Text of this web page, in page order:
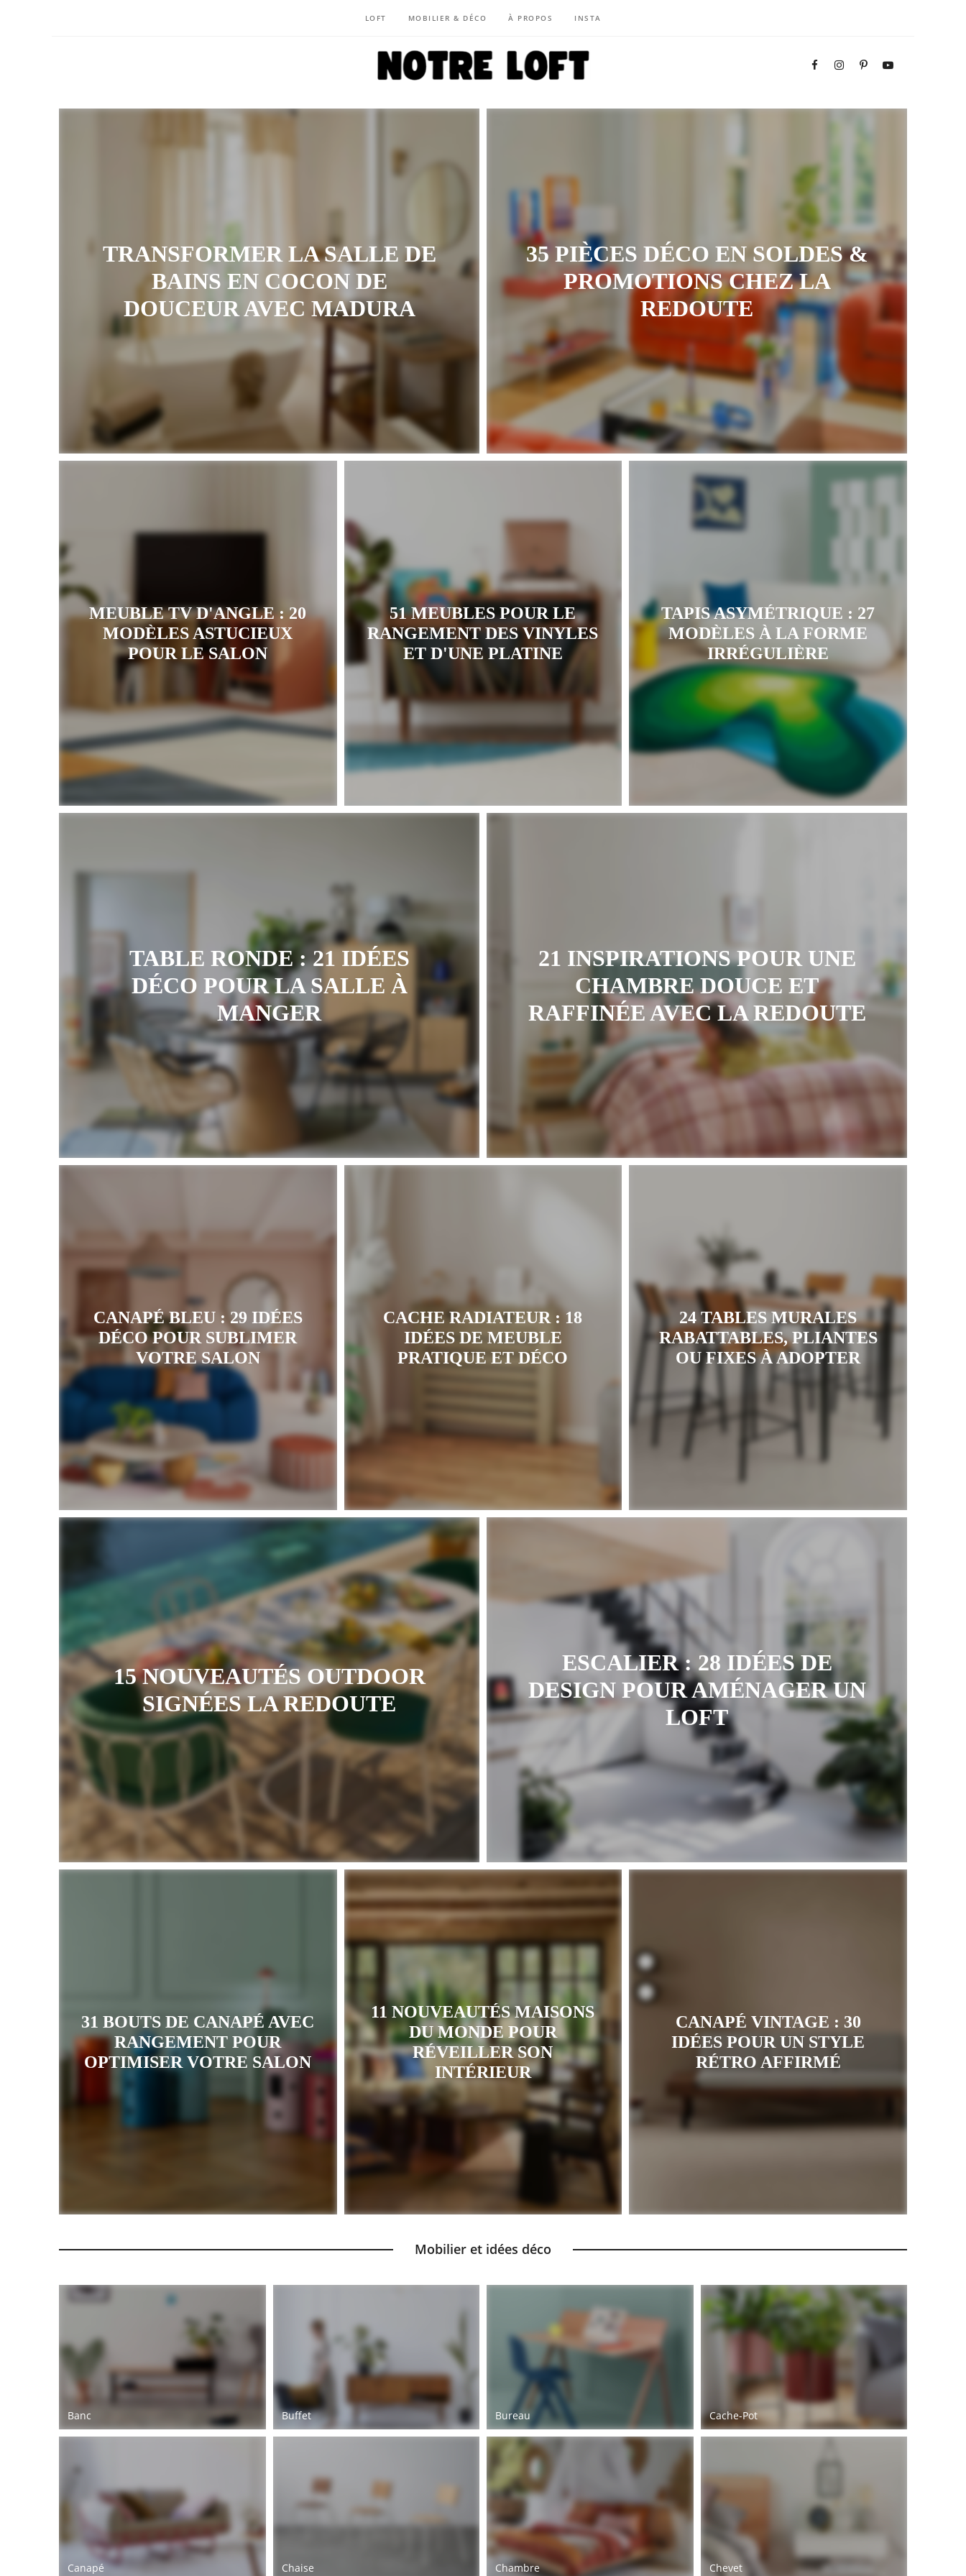
LOFT MOBILIER & DÉCO À PROPOS INSTA
TRANSFORMER LA SALLE DE
BAINS EN COCON DE
DOUCEUR AVEC MADURA
35 PIÈCES DÉCO EN SOLDES &
PROMOTIONS CHEZ LA
REDOUTE
MEUBLE TV D'ANGLE : 20
MODÈLES ASTUCIEUX
POUR LE SALON
51 MEUBLES POUR LE
RANGEMENT DES VINYLES
ET D'UNE PLATINE
TAPIS ASYMÉTRIQUE : 27
MODÈLES À LA FORME
IRRÉGULIÈRE
TABLE RONDE : 21 IDÉES
DÉCO POUR LA SALLE À
MANGER
21 INSPIRATIONS POUR UNE
CHAMBRE DOUCE ET
RAFFINÉE AVEC LA REDOUTE
CANAPÉ BLEU : 29 IDÉES
DÉCO POUR SUBLIMER
VOTRE SALON
CACHE RADIATEUR : 18
IDÉES DE MEUBLE
PRATIQUE ET DÉCO
24 TABLES MURALES
RABATTABLES, PLIANTES
OU FIXES À ADOPTER
15 NOUVEAUTÉS OUTDOOR
SIGNÉES LA REDOUTE
ESCALIER : 28 IDÉES DE
DESIGN POUR AMÉNAGER UN
LOFT
31 BOUTS DE CANAPÉ AVEC
RANGEMENT POUR
OPTIMISER VOTRE SALON
11 NOUVEAUTÉS MAISONS
DU MONDE POUR
RÉVEILLER SON
INTÉRIEUR
CANAPÉ VINTAGE : 30
IDÉES POUR UN STYLE
RÉTRO AFFIRMÉ
Mobilier et idées déco
Banc Buffet Bureau Cache-Pot
Canapé Chaise Chambre Chevet